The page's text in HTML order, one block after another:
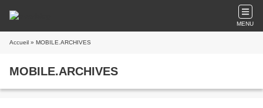
MENU
Accueil » MOBILE.ARCHIVES
MOBILE.ARCHIVES